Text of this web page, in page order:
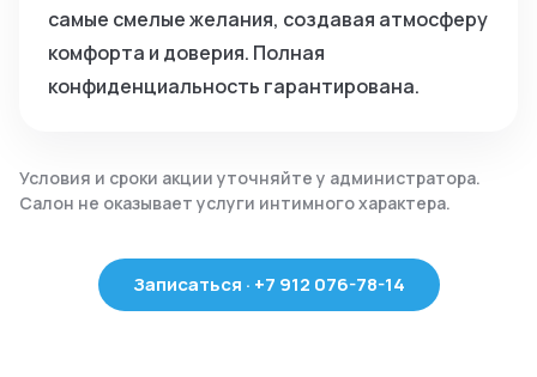
самые смелые желания, создавая атмосферу
комфорта и доверия. Полная
конфиденциальность гарантирована.
Условия и сроки акции уточняйте у администратора.
Салон не оказывает услуги интимного характера.
Записаться · +7 912 076-78-14